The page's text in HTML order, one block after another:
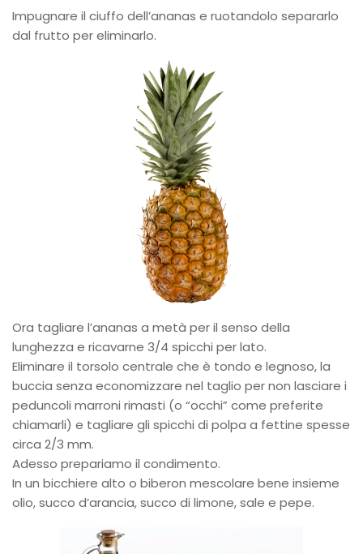
Impugnare il ciuffo dell’ananas e ruotandolo separarlo
dal frutto per eliminarlo.
Ora tagliare l’ananas a metà per il senso della
lunghezza e ricavarne 3/4 spicchi per lato.
Eliminare il torsolo centrale che è tondo e legnoso, la
buccia senza economizzare nel taglio per non lasciare i
peduncoli marroni rimasti (o “occhi” come preferite
chiamarli) e tagliare gli spicchi di polpa a fettine spesse
circa 2/3 mm.
Adesso prepariamo il condimento.
In un bicchiere alto o biberon mescolare bene insieme
olio, succo d’arancia, succo di limone, sale e pepe.